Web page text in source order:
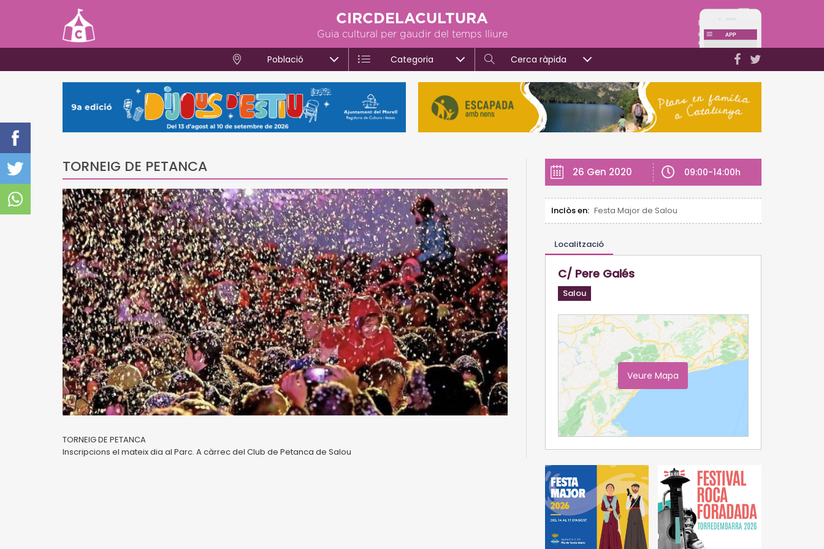
CIRCDELACULTURA
Guia cultural per gaudir del temps lliure
Població Categoria Cerca ràpida
TORNEIG DE PETANCA
TORNEIG DE PETANCA
Inscripcions el mateix dia al Parc. A càrrec del Club de Petanca de Salou
26 Gen 2020 09:00-14:00h
Inclòs en: Festa Major de Salou
Localització
C/ Pere Galés
Salou
Veure Mapa